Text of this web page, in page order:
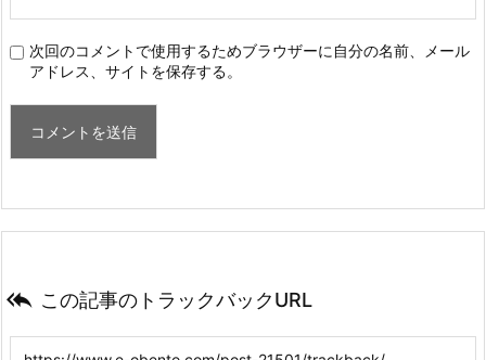
次回のコメントで使用するためブラウザーに自分の名前、メール
アドレス、サイトを保存する。
 この記事のトラックバックURL